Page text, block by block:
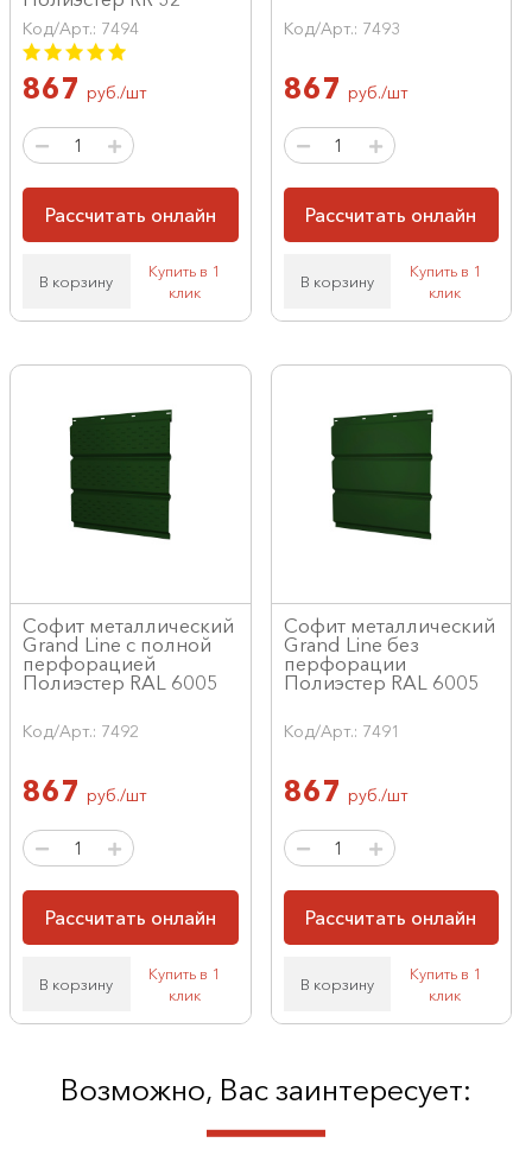
Код/Арт.: 7494
867 руб./шт
Рассчитать онлайн
В корзину
Купить в 1
клик
Код/Арт.: 7493
867 руб./шт
Рассчитать онлайн
В корзину
Купить в 1
клик
Софит металлический
Grand Line с полной
перфорацией
Полиэстер RAL 6005
Код/Арт.: 7492
867 руб./шт
Рассчитать онлайн
В корзину
Купить в 1
клик
Софит металлический
Grand Line без
перфорации
Полиэстер RAL 6005
Код/Арт.: 7491
867 руб./шт
Рассчитать онлайн
В корзину
Купить в 1
клик
Возможно, Вас заинтересует: